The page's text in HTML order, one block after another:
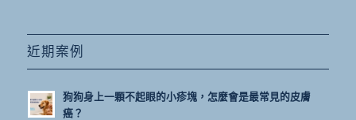
近期案例
狗狗身上一顆不起眼的小疹塊，怎麼會是最常見的皮膚
癌？